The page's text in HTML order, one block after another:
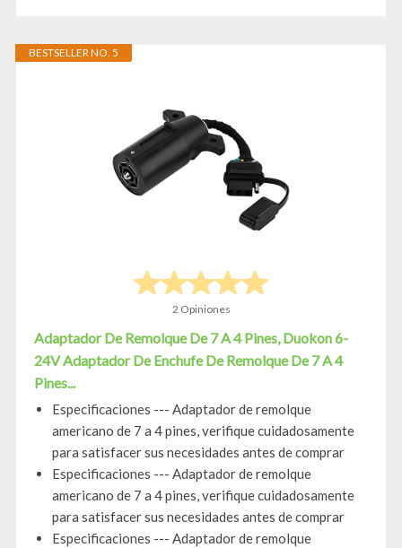
BESTSELLER NO. 5
2 Opiniones
Adaptador De Remolque De 7 A 4 Pines, Duokon 6-
24V Adaptador De Enchufe De Remolque De 7 A 4
Pines...
Especificaciones --- Adaptador de remolque
americano de 7 a 4 pines, verifique cuidadosamente
para satisfacer sus necesidades antes de comprar
Especificaciones --- Adaptador de remolque
americano de 7 a 4 pines, verifique cuidadosamente
para satisfacer sus necesidades antes de comprar
Especificaciones --- Adaptador de remolque